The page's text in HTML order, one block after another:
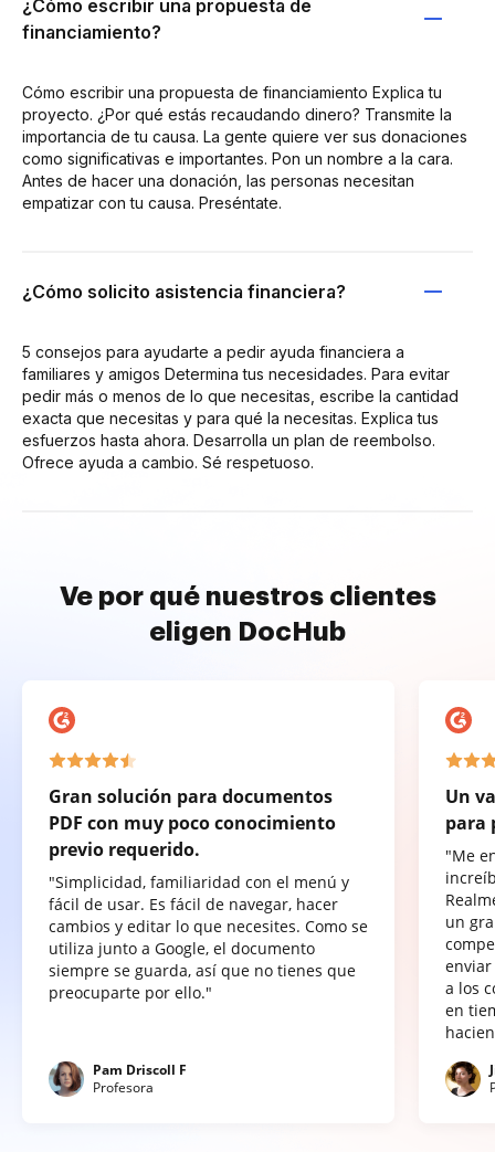
¿Cómo escribir una propuesta de
financiamiento?
Cómo escribir una propuesta de financiamiento Explica tu
proyecto. ¿Por qué estás recaudando dinero? Transmite la
importancia de tu causa. La gente quiere ver sus donaciones
como significativas e importantes. Pon un nombre a la cara.
Antes de hacer una donación, las personas necesitan
empatizar con tu causa. Preséntate.
¿Cómo solicito asistencia financiera?
5 consejos para ayudarte a pedir ayuda financiera a
familiares y amigos Determina tus necesidades. Para evitar
pedir más o menos de lo que necesitas, escribe la cantidad
exacta que necesitas y para qué la necesitas. Explica tus
esfuerzos hasta ahora. Desarrolla un plan de reembolso.
Ofrece ayuda a cambio. Sé respetuoso.
Ve por qué nuestros clientes
eligen DocHub
Gran solución para documentos
PDF con muy poco conocimiento
previo requerido.
"Simplicidad, familiaridad con el menú y
fácil de usar. Es fácil de navegar, hacer
cambios y editar lo que necesites. Como se
utiliza junto a Google, el documento
siempre se guarda, así que no tienes que
preocuparte por ello."
Pam Driscoll F
Profesora
Un
para
"Me
un
a los
en